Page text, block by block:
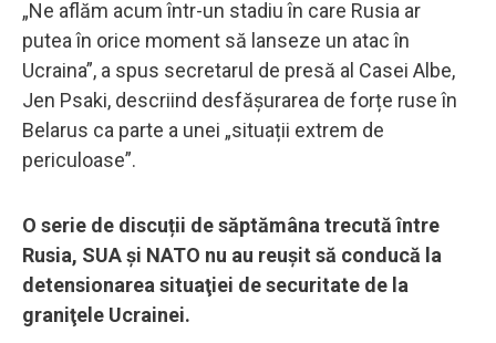
„Ne aflăm acum într-un stadiu în care Rusia ar
putea în orice moment să lanseze un atac în
Ucraina”, a spus secretarul de presă al Casei Albe,
Jen Psaki, descriind desfăşurarea de forțe ruse în
Belarus ca parte a unei „situații extrem de
periculoase”.
O serie de discuții de săptămâna trecută între
Rusia, SUA și NATO nu au reușit să conducă la
detensionarea situaţiei de securitate de la
graniţele Ucrainei.